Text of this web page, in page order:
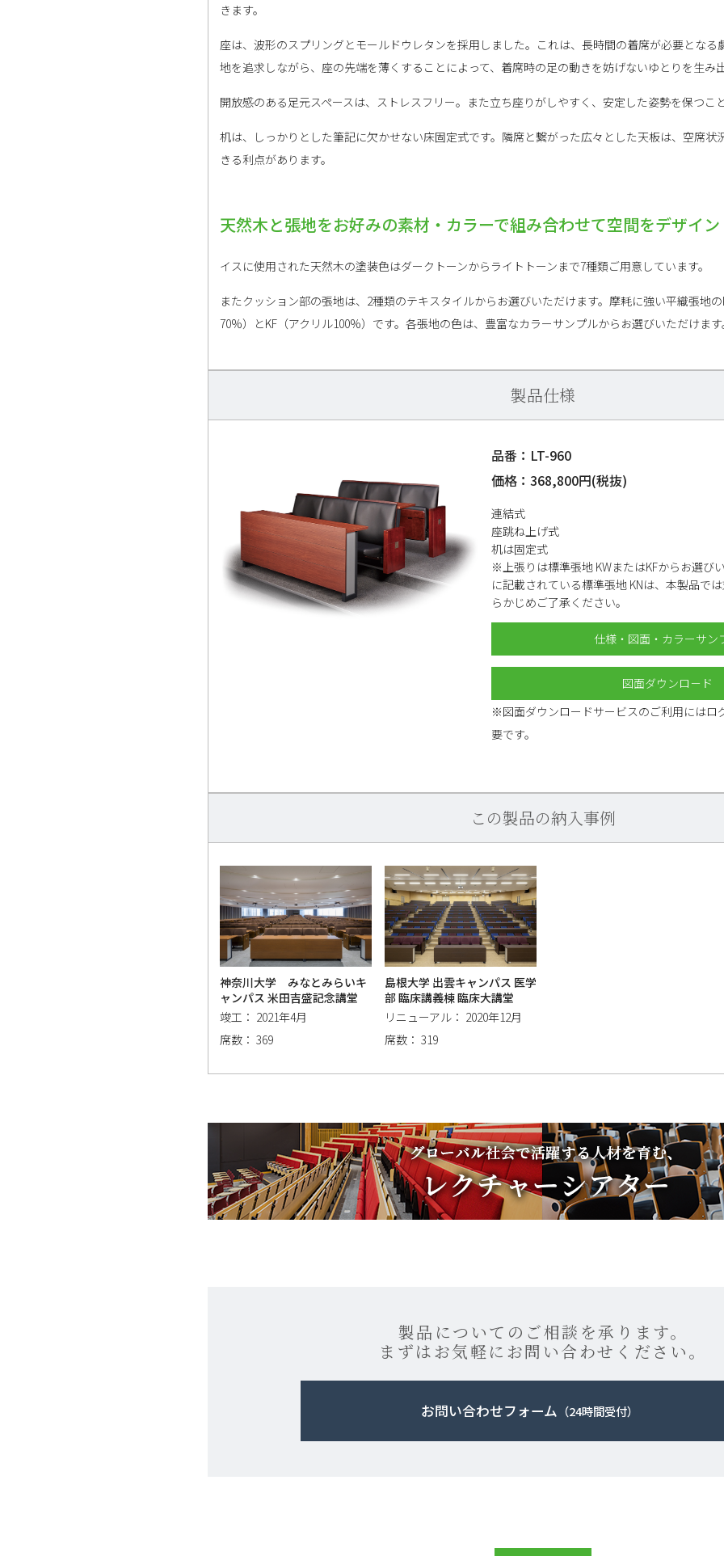
きます。
座は、波形のスプリングとモールドウレタンを採用しました。これは、長時間の着席が必要となる
地を追求しながら、座の先端を薄くすることによって、着席時の足の動きを妨げないゆとりを生み
開放感のある足元スペースは、ストレスフリー。また立ち座りがしやすく、安定した姿勢を保つこ
机は、しっかりとした筆記に欠かせない床固定式です。隣席と繋がった広々とした天板は、空席状
きる利点があります。
天然木と張地をお好みの素材・カラーで組み合わせて空間をデザイン
イスに使用された天然木の塗装色はダークトーンからライトトーンまで7種類ご用意しています。
またクッション部の張地は、2種類のテキスタイルからお選びいただけます。摩耗に強い平織張地
70%）とKF（アクリル100%）です。各張地の色は、豊富なカラーサンプルからお選びいただけま
製品仕様
品番：LT-960
価格：368,800円(税抜)
連結式
座跳ね上げ式
机は固定式
※上張りは標準張地 KWまたはKFからお選び
に記載されている標準張地 KNは、本製品で
らかじめご了承ください。
仕様・図面・カラーサン
図面ダウンロ－ド
※図面ダウンロードサービスのご利用にはロ
要です。
この製品の納入事例
神奈川大学 みなとみらいキ
ャンパス 米田吉盛記念講堂
竣工： 2021年4月
席数： 369
島根大学 出雲キャンパス 医学
部 臨床講義棟 臨床大講堂
リニューアル： 2020年12月
席数： 319
製品についてのご相談を承ります。
まずはお気軽にお問い合わせください。
お問い合わせフォーム （24時間受付）